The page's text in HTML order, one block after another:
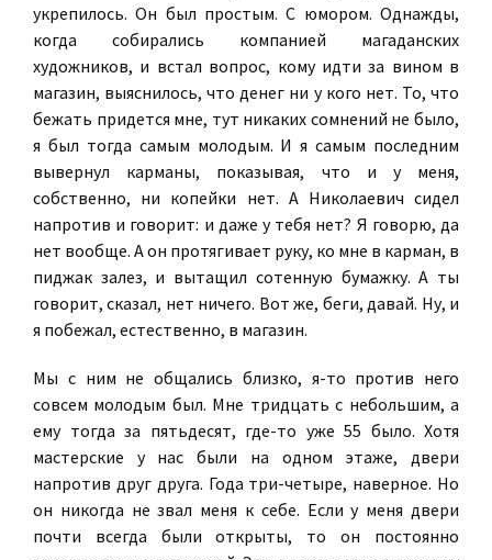
укрепилось. Он был простым. С юмором. Однажды,
когда собирались компанией магаданских
художников, и встал вопрос, кому идти за вином в
магазин, выяснилось, что денег ни у кого нет. То, что
бежать придется мне, тут никаких сомнений не было,
я был тогда самым молодым. И я самым последним
вывернул карманы, показывая, что и у меня,
собственно, ни копейки нет. А Николаевич сидел
напротив и говорит: и даже у тебя нет? Я говорю, да
нет вообще. А он протягивает руку, ко мне в карман, в
пиджак залез, и вытащил сотенную бумажку. А ты
говорит, сказал, нет ничего. Вот же, беги, давай. Ну, и
я побежал, естественно, в магазин.
Мы с ним не общались близко, я-то против него
совсем молодым был. Мне тридцать с небольшим, а
ему тогда за пятьдесят, где-то уже 55 было. Хотя
мастерские у нас были на одном этаже, двери
напротив друг друга. Года три-четыре, наверное. Но
он никогда не звал меня к себе. Если у меня двери
почти всегда были открыты, то он постоянно